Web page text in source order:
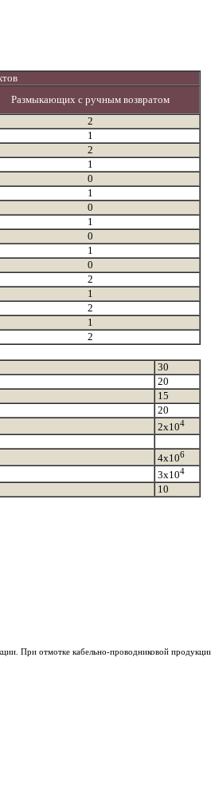
Размыкающих с ручным возвратом
2
1
2
1
0
1
0
1
0
1
0
2
1
2
1
2
30
20
15
20
2x104
4х106
3х104
10
При отмотке кабельно-проводниковой